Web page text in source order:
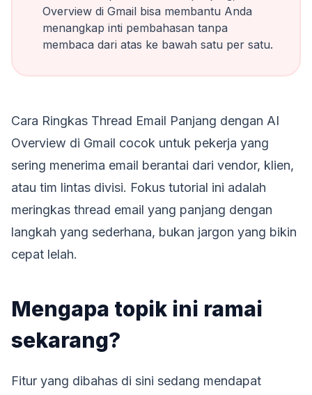
Overview di Gmail bisa membantu Anda
menangkap inti pembahasan tanpa
membaca dari atas ke bawah satu per satu.
Cara Ringkas Thread Email Panjang dengan AI
Overview di Gmail cocok untuk pekerja yang
sering menerima email berantai dari vendor, klien,
atau tim lintas divisi. Fokus tutorial ini adalah
meringkas thread email yang panjang dengan
langkah yang sederhana, bukan jargon yang bikin
cepat lelah.
Mengapa topik ini ramai
sekarang?
Fitur yang dibahas di sini sedang mendapat